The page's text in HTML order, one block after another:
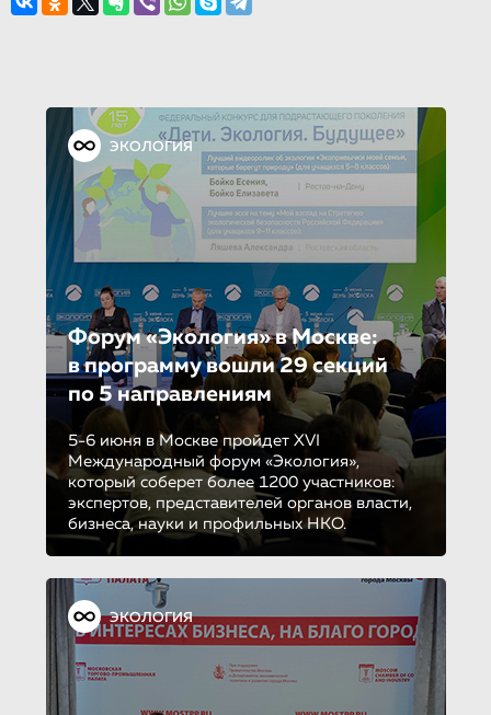
ЭКОЛОГИЯ
Форум «Экология» в Москве:
в программу вошли 29 секций
по 5 направле­ни­ям
5-6 июня в Москве пройдет XVI
Международный форум «Экология»,
который соберет более 1200 участников:
экспертов, представителей органов власти,
бизнеса, науки и профильных НКО.
ЭКОЛОГИЯ